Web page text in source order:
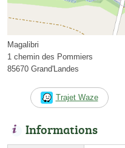
Magalibri
1 chemin des Pommiers
85670 Grand'Landes
Trajet Waze
Informations